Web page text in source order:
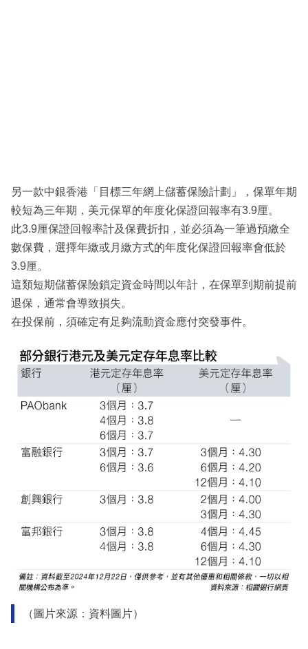
另一款中銀香港「目標三年網上儲蓄保險計劃」，保單年期
較短為三年期，美元保單的年度化保證回報率有3.9厘。
此3.9厘保證回報率計及保費折扣，並必須為一筆過預繳全
數保費，選擇年繳或月繳方式的年度化保證回報率會低於
3.9厘。
這類短期儲蓄保險鎖定資金時間以年計，在保單到期前提前
退保，通常會導致損失。
在投保前，須確定有足夠流動資金應付突發事件。
（圖片來源：資料圖片）